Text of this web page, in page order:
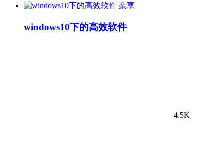
杂享
windows10下的高效软件
4.5K